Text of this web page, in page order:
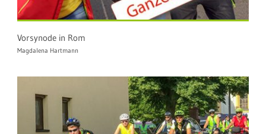
Vorsynode in Rom
Magdalena Hartmann